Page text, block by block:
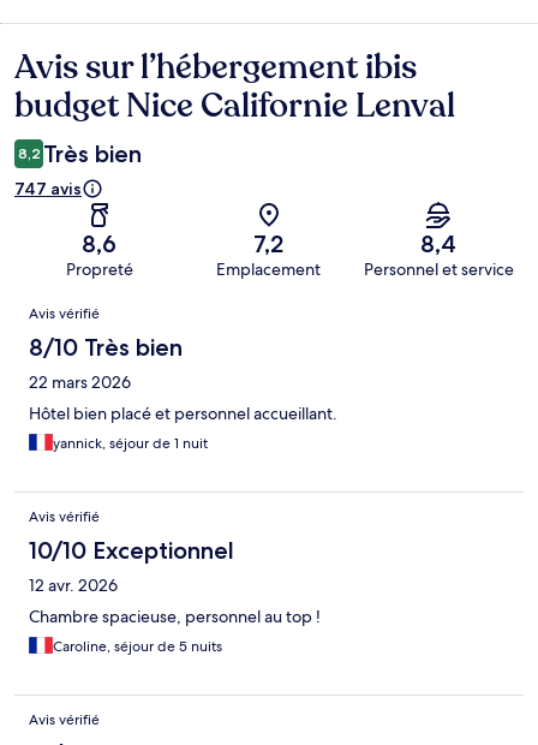
Avis
Avis sur l’hébergement ibis
budget Nice Californie Lenval
8,2 Très bien
747 avis
8,6
Propreté
7,2
Emplacement
8,4
Personnel et service
Avis
Avis vérifié
8/10 Très bien
22 mars 2026
Hôtel bien placé et personnel accueillant.
yannick, séjour de 1 nuit
Avis vérifié
10/10 Exceptionnel
12 avr. 2026
Chambre spacieuse, personnel au top !
Caroline, séjour de 5 nuits
Avis vérifié